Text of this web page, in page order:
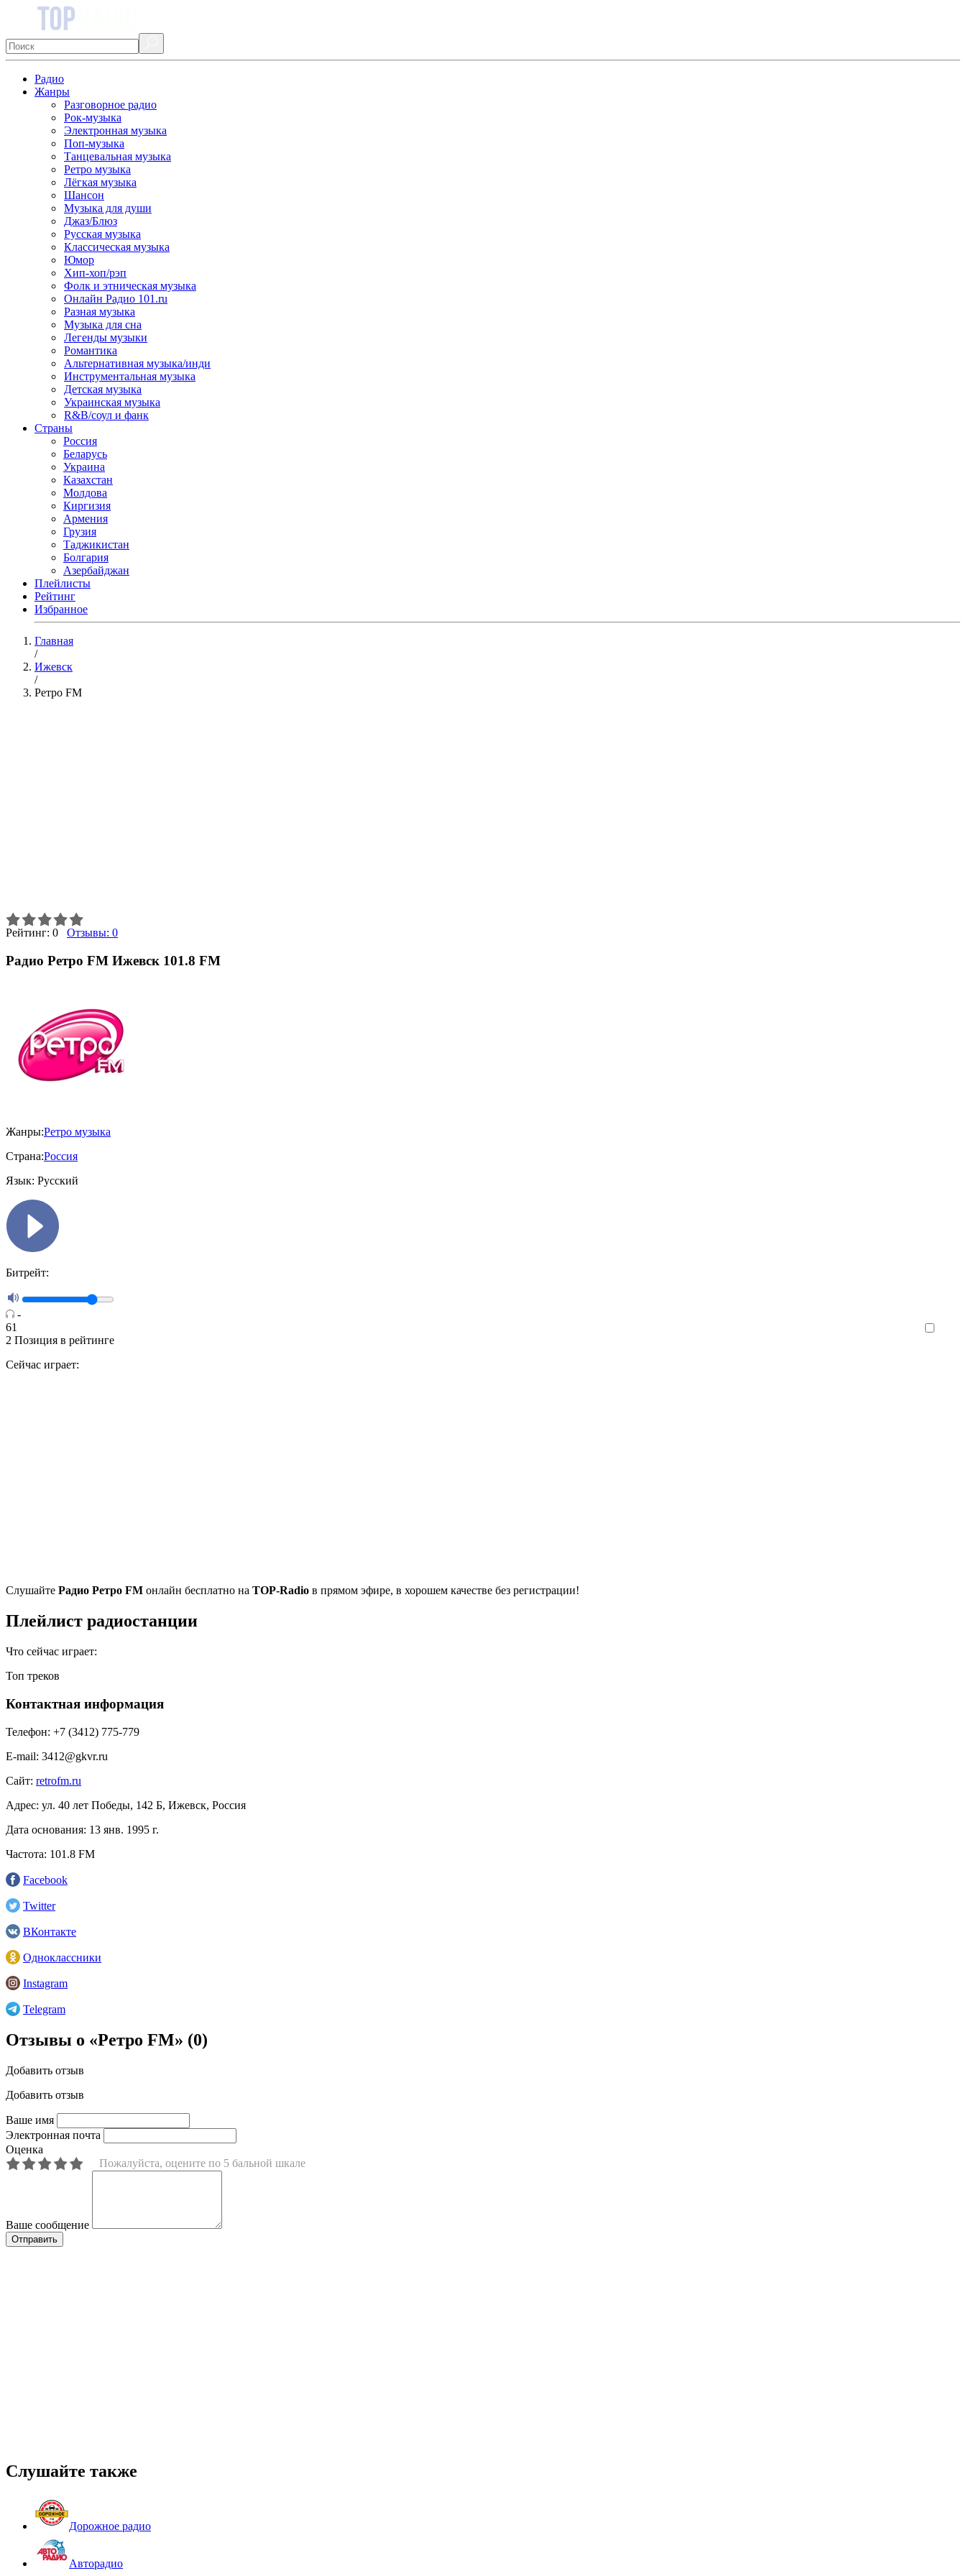
Радио
Жанры
Разговорное радио
Рок-музыка
Электронная музыка
Поп-музыка
Танцевальная музыка
Ретро музыка
Лёгкая музыка
Шансон
Музыка для души
Джаз/Блюз
Русская музыка
Классическая музыка
Юмор
Хип-хоп/рэп
Фолк и этническая музыка
Онлайн Радио 101.ru
Разная музыка
Музыка для сна
Легенды музыки
Романтика
Альтернативная музыка/инди
Инструментальная музыка
Детская музыка
Украинская музыка
R&B/cоул и фанк
Страны
Россия
Беларусь
Украина
Казахстан
Молдова
Киргизия
Армения
Грузия
Таджикистан
Болгария
Азербайджан
Плейлисты
Рейтинг
Избранное
Главная
/
Ижевск
/
Ретро FM
Рейтинг: 0 Отзывы: 0
Радио Ретро FM Ижевск 101.8 FM
Жанры:Ретро музыка
Страна:Россия
Язык: Русский
Битрейт:
-
61
2 Позиция в рейтинге
Сейчас играет:
Cлушайте Радио Ретро FM онлайн бесплатно на TOP-Radio в прямом эфире, в хорошем качестве без регистрации!
Плейлист радиостанции
Что сейчас играет:
Топ треков
Контактная информация
Телефон: +7 (3412) 775-779
E-mail: 3412@gkvr.ru
Сайт: retrofm.ru
Адрес: ул. 40 лет Победы, 142 Б, Ижевск, Россия
Дата основания: 13 янв. 1995 г.
Частота: 101.8 FM
Facebook
Twitter
ВКонтакте
Одноклассники
Instagram
Telegram
Отзывы о «Ретро FM» (0)
Добавить отзыв
Добавить отзыв
Ваше имя
Электронная почта
Оценка
Пожалуйста, оцените по 5 бальной шкале
Ваше сообщение
Слушайте также
Дорожное радио
Авторадио